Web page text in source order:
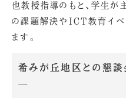
也教授指導のもと、学生
の課題解決やICT教育イベ
ます。
希みが丘地区との懇
―